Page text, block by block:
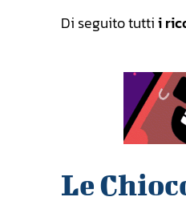
Di seguito tuttii
Le